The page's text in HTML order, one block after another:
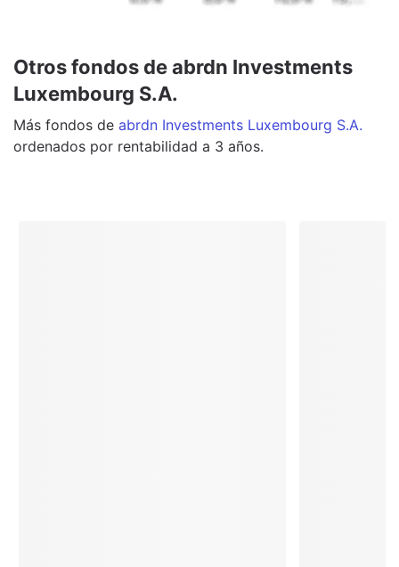
Otros fondos de abrdn Investments
Luxembourg S.A.
Más fondos de abrdn Investments Luxembourg S.A.
ordenados por rentabilidad a 3 años.